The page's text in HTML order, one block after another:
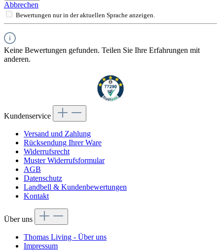
Abbrechen
Bewertungen nur in der aktuellen Sprache anzeigen.
Keine Bewertungen gefunden. Teilen Sie Ihre Erfahrungen mit
anderen.
Kundenservice
Versand und Zahlung
Rücksendung Ihrer Ware
Widerrufsrecht
Muster Widerrufsformular
AGB
Datenschutz
Landbell & Kundenbewertungen
Kontakt
Über uns
Thomas Living - Über uns
Impressum